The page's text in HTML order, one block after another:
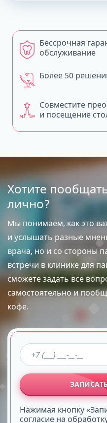
Совместите
и посещение
Бессрочная
обслуживание
Более 50
Хотите
лично?
Мы понимаем, как это
и услышать разные
врача, но и со стороны
встречи в клинике для
сможете задать все
самостоятельно и
кофе.
Нажимая кнопку
согласие на